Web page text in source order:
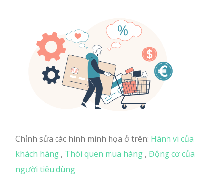
Chỉnh sửa các hình minh họa ở trên: Hành vi của
khách hàng , Thói quen mua hàng ,Động cơ của
người tiêu dùng